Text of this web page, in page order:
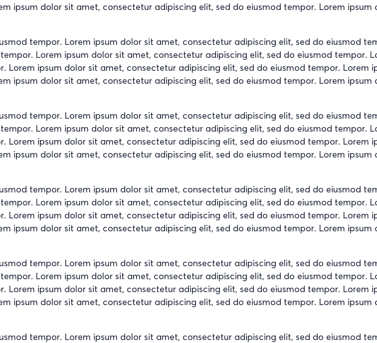
ipsum dolor sit amet, consectetur adipiscing elit, sed do eiusmod tempor. Lorem ipsum
tempor. Lorem ipsum dolor sit amet, consectetur adipiscing elit, sed do eiusmod
Lorem ipsum dolor sit amet, consectetur adipiscing elit, sed do eiusmod tempor.
ipsum dolor sit amet, consectetur adipiscing elit, sed do eiusmod tempor. Lorem
ipsum dolor sit amet, consectetur adipiscing elit, sed do eiusmod tempor. Lorem ipsum
tempor. Lorem ipsum dolor sit amet, consectetur adipiscing elit, sed do eiusmod
Lorem ipsum dolor sit amet, consectetur adipiscing elit, sed do eiusmod tempor.
ipsum dolor sit amet, consectetur adipiscing elit, sed do eiusmod tempor. Lorem
ipsum dolor sit amet, consectetur adipiscing elit, sed do eiusmod tempor. Lorem ipsum
tempor. Lorem ipsum dolor sit amet, consectetur adipiscing elit, sed do eiusmod
Lorem ipsum dolor sit amet, consectetur adipiscing elit, sed do eiusmod tempor.
ipsum dolor sit amet, consectetur adipiscing elit, sed do eiusmod tempor. Lorem
ipsum dolor sit amet, consectetur adipiscing elit, sed do eiusmod tempor. Lorem ipsum
tempor. Lorem ipsum dolor sit amet, consectetur adipiscing elit, sed do eiusmod
Lorem ipsum dolor sit amet, consectetur adipiscing elit, sed do eiusmod tempor.
ipsum dolor sit amet, consectetur adipiscing elit, sed do eiusmod tempor. Lorem
ipsum dolor sit amet, consectetur adipiscing elit, sed do eiusmod tempor. Lorem ipsum
tempor. Lorem ipsum dolor sit amet, consectetur adipiscing elit, sed do eiusmod